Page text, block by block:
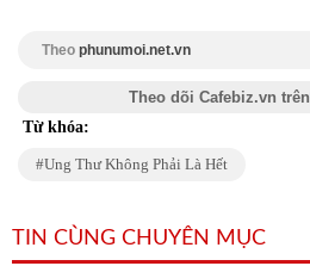
Theo phunumoi.net.vn
Theo dõi Cafebiz.vn trên
Từ khóa:
Ung Thư Không Phải Là Hết
TIN CÙNG CHUYÊN MỤC